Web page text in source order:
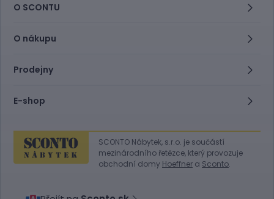
O SCONTU
O nákupu
Prodejny
E-shop
SCONTO Nábytek, s.r.o. je součástí
mezinárodního řetězce, který provozuje
obchodní domy Hoeffner a Sconto.